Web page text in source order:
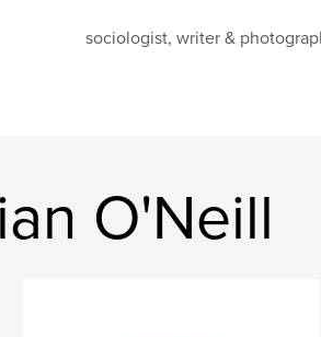
sociologist, writer &
O'Neill